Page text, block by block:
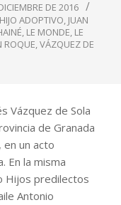
DE 2016
HIJO ADOPTIVO, JUAN
, LE MONDE, LE
ROQUE,VÁZQUEZ DE
Vázquez de Sola
de Granada
un acto
En la misma
Hijos predilectos
Antonio